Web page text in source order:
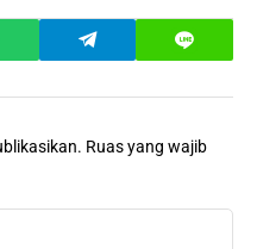
Ruas yang wajib